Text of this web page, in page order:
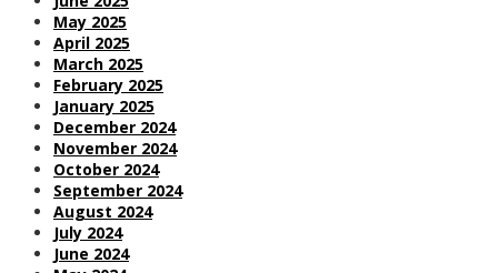
May 2025
April 2025
March 2025
February 2025
January 2025
December 2024
November 2024
October 2024
September 2024
August 2024
July 2024
June 2024